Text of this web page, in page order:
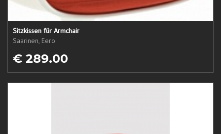
Sitzkissen für Armchair
Saarinen, Eero
€ 289.00